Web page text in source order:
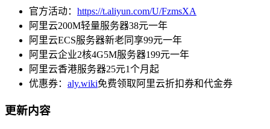
官方活动： https://t.aliyun.com/U/FzmsXA
阿里云200M轻量服务器38元一年
阿里云ECS服务器新老同享99元一年
阿里云企业2核4G5M服务器199元一年
阿里云香港服务器25元1个月起
优惠券： aly.wiki免费领取阿里云折扣券和代金券
更新内容